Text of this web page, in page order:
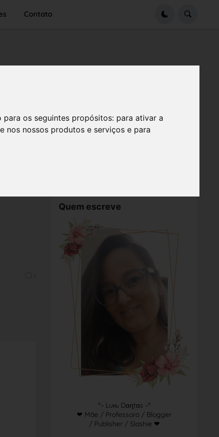
para os seguintes propósitos: para ativar a
nos nossos produtos e serviços e para
Contato
Quem escreve
°~ Luԋ Dɑɳtɑs ~°
❤ Mãe / Professora / Blogger
/ Publisher / Slashie ❤